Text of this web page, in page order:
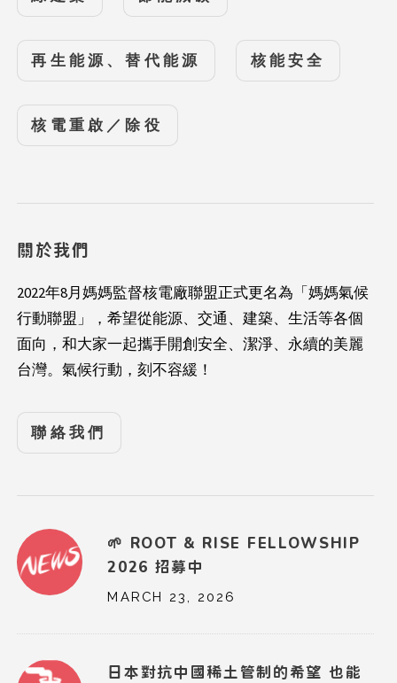
再生能源、替代能源 核能安全
核電重啟／除役
關於我們
2022年8月媽媽監督核電廠聯盟正式更名為「媽媽氣候
行動聯盟」，希望從能源、交通、建築、生活等各個
面向，和大家一起攜手開創安全、潔淨、永續的美麗
台灣。氣候行動，刻不容緩！
聯絡我們
🌱 ROOT & RISE FELLOWSHIP
2026 招募中
MARCH 23, 2026
日本對抗中國稀土管制的希望 也能